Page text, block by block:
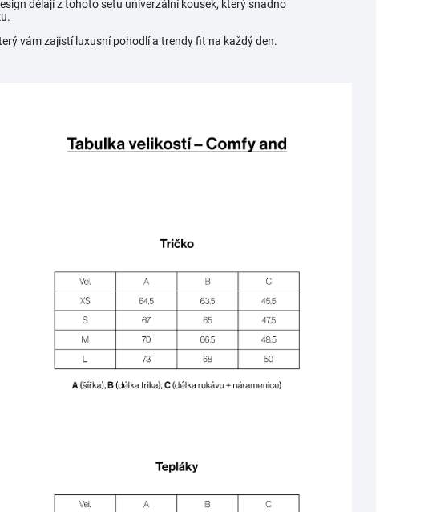
dělají z tohoto setu univerzální kousek, který snadno
vám zajistí luxusní pohodlí a trendy fit na každý den.